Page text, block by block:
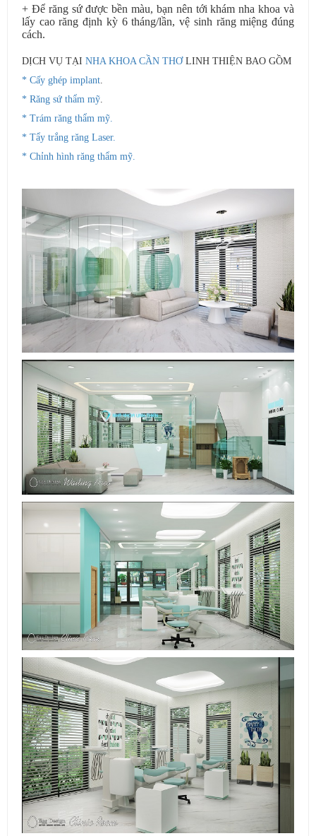
+ Để răng sứ được bền màu, bạn nên tới khám nha khoa và
lấy cao răng định kỳ 6 tháng/lần, vệ sinh răng miệng đúng
cách.
DỊCH VỤ TẠI NHA KHOA CẦN THƠ LINH THIỆN BAO GỒM
* Cấy ghép implant.
* Răng sứ thẩm mỹ.
* Trám răng thẩm mỹ.
* Tẩy trắng răng Laser.
* Chỉnh hình răng thẩm mỹ.